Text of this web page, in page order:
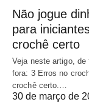
Não jogue
para
crochê certo
Veja neste artigo,
fora: 3 Erros no
crochê certo.…
30 de março de